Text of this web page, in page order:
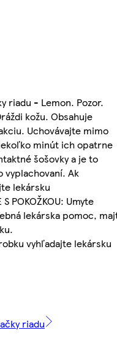
riadu - Lemon. Pozor.
kožu. Obsahuje
Uchovávajte mimo
minút ich opatrne
šošovky a je to
vyplachovaní. Ak
lekársku
POKOŽKOU: Umyte
lekárska pomoc,
vyhľadajte lekársku
riadu